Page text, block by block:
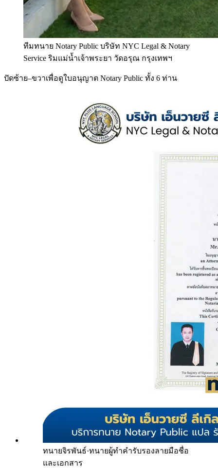
ทีมทนาย Notary Public บริษัท NYC Legal & Notary
Service ริมแม่น้ำเจ้าพระยา วัดอรุณ กรุงเทพฯ
ปัดซ้าย–ขวาเพื่อดูใบอนุญาต Notary Public ทั้ง 6 ท่าน
ทนายจิรพันธ์·ทนายผู้ทำคำรับรองลายมือชื่อ
และเอกสาร